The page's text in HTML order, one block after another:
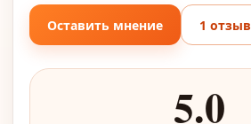
Оставить мнение 1 отзыв
5.0